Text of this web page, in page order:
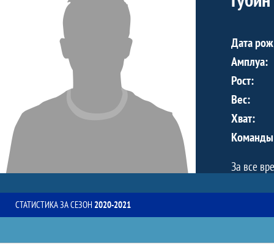
Дата
Амплуа:
Рост:
Вес:
Хват:
За все
СТАТИСТИКА ЗА СЕЗОН 2020-2021